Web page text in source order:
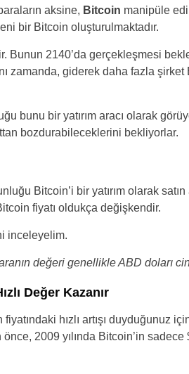
aksine, Bitcoin manipüle
bir Bitcoin oluşturulmaktadır.
Bunun 2140’da gerçekleşmesi
zamanda, giderek daha fazla şirket
bunu bir yatırım aracı olarak
bozdurabileceklerini bekliyorlar.
Bitcoin’i bir yatırım olarak satın
fiyatı oldukça değişkendir.
inceleyelim.
değeri genellikle ABD doları
Değer Kazanır
hızlı artışı duyduğunuz
2009 yılında Bitcoin’in sadece